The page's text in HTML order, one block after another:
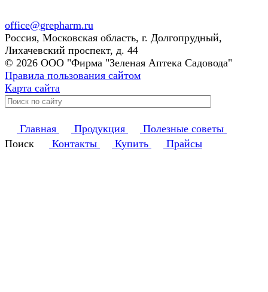
office@grepharm.ru
Россия, Московская область, г. Долгопрудный,
Лихачевский проспект, д. 44
© 2026 ООО "Фирма "Зеленая Аптека Садовода"
Правила пользования сайтом
Карта сайта
Главная Продукция
Полезные советы
Поиск
Контакты Купить Прайсы